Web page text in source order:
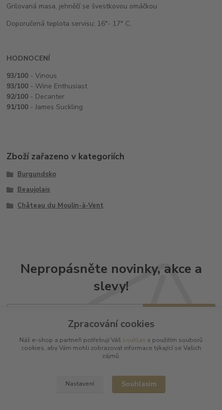
Grilovaná masa, jehněčí se švestkovou omáčkou
Doporučená teplota servisu: 16°- 17° C.
HODNOCENÍ
93/100 - Vinous
93/100 - Wine Enthusiast
92/100 - Decanter
91/100 - James Suckling
Zboží zařazeno v kategoriích
Burgundsko
Beaujolais
Château du Moulin-à-Vent
Nepropásněte novinky, akce a
slevy!
Můžete se kdykoli odhlásit. Zasíláme jednou za 14 dní.
Zpracování cookies
Náš e-shop a partneři potřebují Váš souhlas s použitím souborů
cookies, aby Vám mohli zobrazovat informace týkající se Vašich
zájmů.
Nastavení Souhlasím